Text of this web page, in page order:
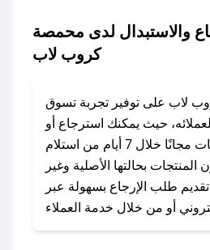
أسرع وقت ممكن.
محمصة كروب لاب؟
وخصومات حصرية، قم بما
يلي:
في تطبيق صحصح.
- تابع حسابنا الرسمي على تويتر وقم بتفعيل زر
والاستبدال لدى محمصة
كروب لاب
لاب على توفير تجربة تسوق
حيث يمكنك استرجاع أو
استبدال المنتجات مجانًا خلال 7 أيام من استلام
بحالتها الأصلية وغير
طلب الإرجاع بسهولة عبر